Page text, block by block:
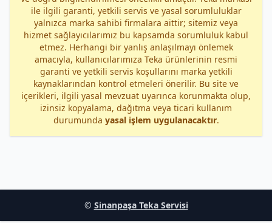
ile ilgili garanti, yetkili servis ve yasal sorumluluklar
yalnızca marka sahibi firmalara aittir; sitemiz veya
hizmet sağlayıcılarımız bu kapsamda sorumluluk kabul
etmez. Herhangi bir yanlış anlaşılmayı önlemek
amacıyla, kullanıcılarımıza Teka ürünlerinin resmi
garanti ve yetkili servis koşullarını marka yetkili
kaynaklarından kontrol etmeleri önerilir. Bu site ve
içerikleri, ilgili yasal mevzuat uyarınca korunmakta olup,
izinsiz kopyalama, dağıtma veya ticari kullanım
durumunda yasal işlem uygulanacaktır.
© Sinanpaşa Teka Servisi